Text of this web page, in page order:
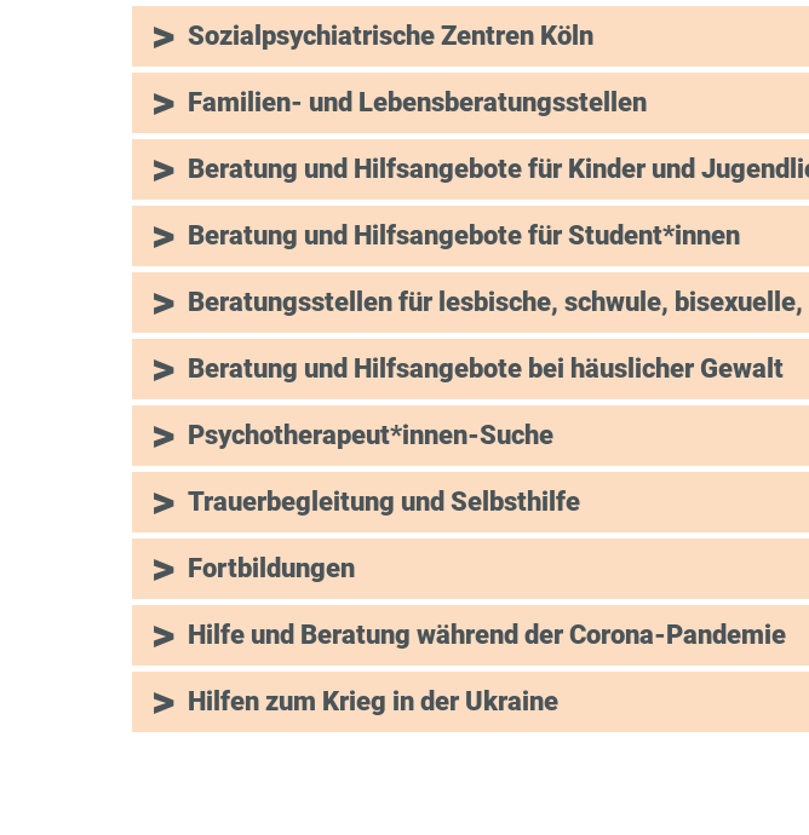
Sozialpsychiatrische Zentren Köln
Familien- und Lebensberatungsstellen
Beratung und Hilfsangebote für Kinder und
Beratung und Hilfsangebote für Student*innen
Beratungsstellen für lesbische, schwule,
Beratung und Hilfsangebote bei häuslicher Gewalt
Psychotherapeut*innen-Suche
Trauerbegleitung und Selbsthilfe
Fortbildungen
Hilfe und Beratung während der Corona-Pandemie
Hilfen zum Krieg in der Ukraine